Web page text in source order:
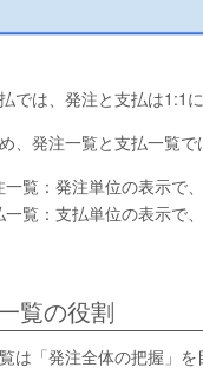
では、発注と支払は1:1
、発注一覧と支払一覧
一覧：発注単位の表示で
一覧：支払単位の表示で
覧の役割
は「発注全体の把握」